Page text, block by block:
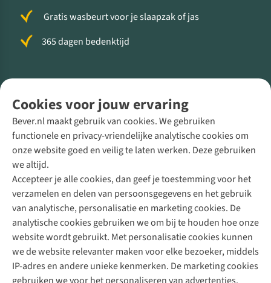
Cookies voor jouw ervaring
Bever.nl maakt gebruik van cookies. We gebruiken
functionele en privacy-vriendelijke analytische cookies om
onze website goed en veilig te laten werken. Deze gebruiken
we altijd.
Accepteer je alle cookies, dan geef je toestemming voor het
verzamelen en delen van persoonsgegevens en het gebruik
van analytische, personalisatie en marketing cookies. De
analytische cookies gebruiken we om bij te houden hoe onze
website wordt gebruikt. Met personalisatie cookies kunnen
we de website relevanter maken voor elke bezoeker, middels
IP-adres en andere unieke kenmerken. De marketing cookies
Gratis wasbeurt voor je slaapzak of jas
365 dagen bedenktijd
Direct advies van een Buitenexpert
+31 (0)85 888 50 88
+31 6 12 28 49 80
Contactformulier